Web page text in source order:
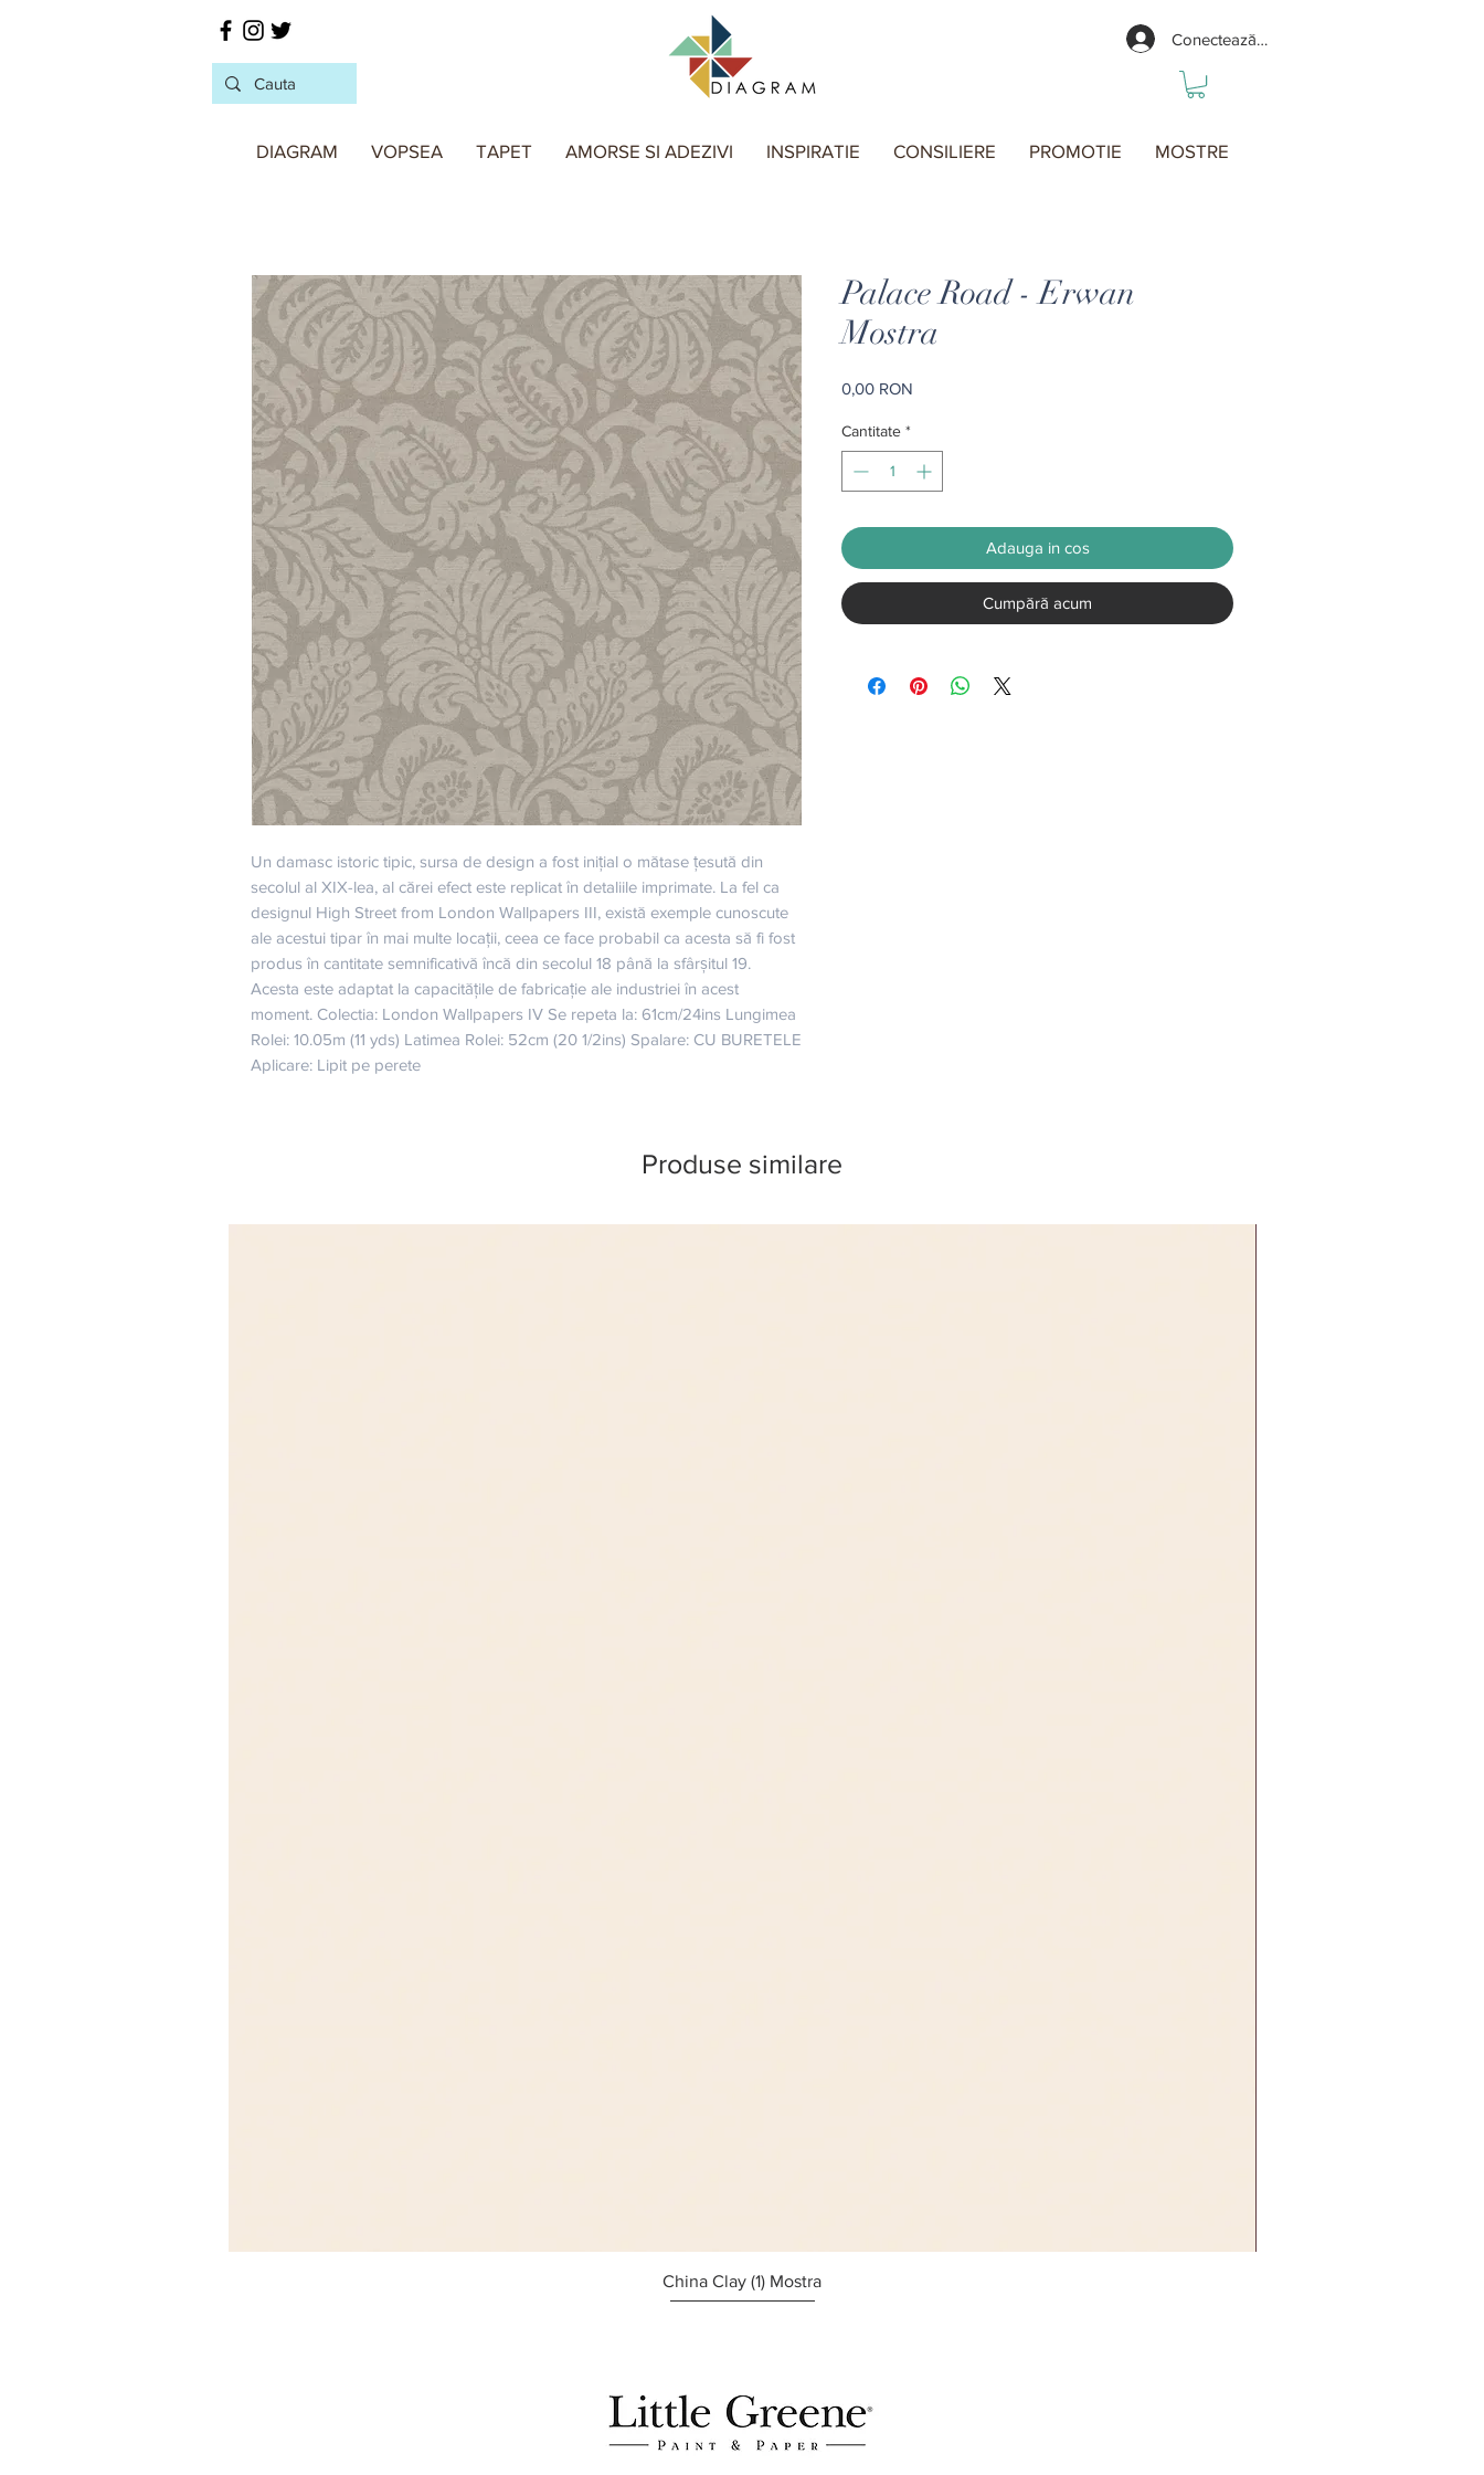
Conectează-te
DIAGRAM VOPSEA TAPET AMORSE SI ADEZIVI INSPIRATIE CONSILIERE PROMOTIE MOSTRE
Un damasc istoric tipic, sursa de design a fost inițial o mătase țesută din
secolul al XIX-lea, al cărei efect este replicat în detaliile imprimate. La fel ca
designul High Street from London Wallpapers III, există exemple cunoscute
ale acestui tipar în mai multe locații, ceea ce face probabil ca acesta să fi fost
produs în cantitate semnificativă încă din secolul 18 până la sfârșitul 19.
Acesta este adaptat la capacitățile de fabricație ale industriei în acest
moment. Colectia: London Wallpapers IV Se repeta la: 61cm/24ins Lungimea
Rolei: 10.05m (11 yds) Latimea Rolei: 52cm (20 1/2ins) Spalare: CU BURETELE
Aplicare: Lipit pe perete
Palace Road - Erwan
Mostra
0,00 RON
Cantitate *
Adauga in cos
Cumpără acum
Produse similare
Afișare rapidă
China Clay (1) Mostra